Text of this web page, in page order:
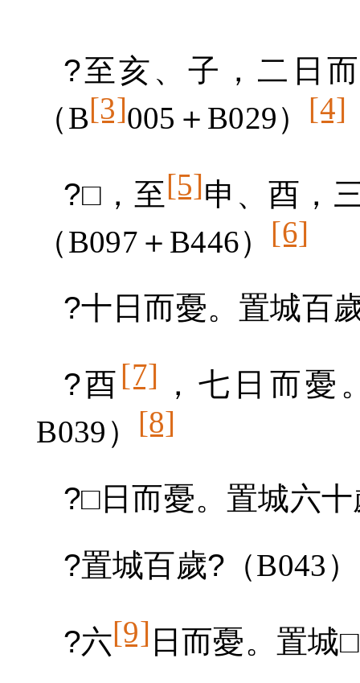
?至亥、子，二日
（B[3]005 ＋ B029） [4]
?□，至[5]申、酉，
（B097 ＋ B446） [6]
?十日而憂。置城百
?酉[7] ，七日而
B039 ） [8]
?□日而憂。置城六
?置城百歲? （B043 ）
?六[9] 日而憂。置城□